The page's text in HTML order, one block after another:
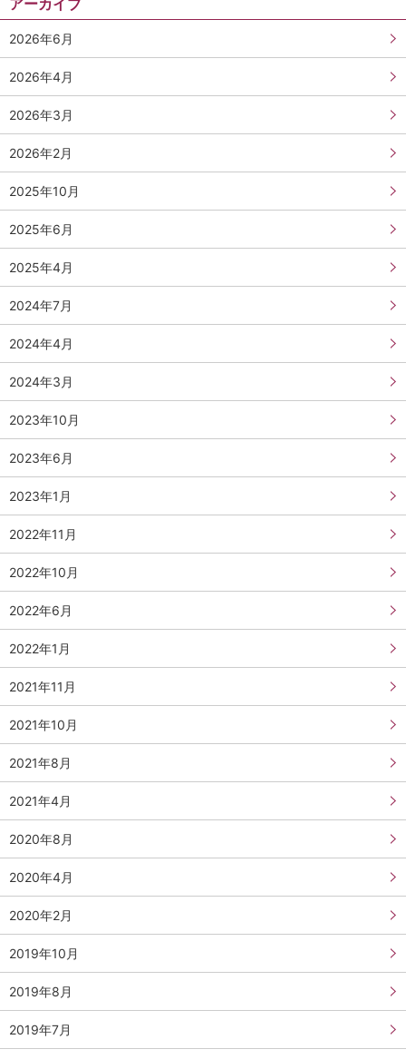
アーカイブ
2026年6月
2026年4月
2026年3月
2026年2月
2025年10月
2025年6月
2025年4月
2024年7月
2024年4月
2024年3月
2023年10月
2023年6月
2023年1月
2022年11月
2022年10月
2022年6月
2022年1月
2021年11月
2021年10月
2021年8月
2021年4月
2020年8月
2020年4月
2020年2月
2019年10月
2019年8月
2019年7月